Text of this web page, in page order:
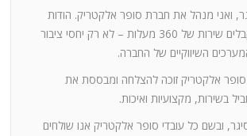
ואני מנהל את חברת סופר אלקטריק. הודות
לרונן הלל אנו מקבלים שירות של 360 מעלות – לא רק יחסי ציבור
השיווקיים של החברה.
סופר אלקטריק זוכה להצלחה ומבססת את
בשירות, מקצועיות ואיכות.
ובשם כל עובדי סופר אלקטריק אנו שולחים